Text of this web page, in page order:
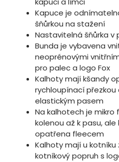
Kapuce je
šňůrkou na stažení
Nastavitelná šňůrka v
Bunda je vybavena
neoprénovými
pro palec a logo Fox
Kalhoty mají kšandy
rychloupínací
elastickým pasem
Na kalhotech je
kolenou až k pasu,
opatřena fleecem
Kalhoty mají u
kotníkový popruh s